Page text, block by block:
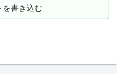
を書き込む